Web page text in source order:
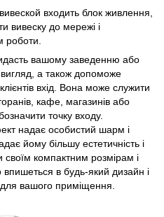
входить блок живлення,
вивеску до мережі і
роботи.
вашому заведенню або
вигляд, а також допоможе
вхід. Вона може служити
кафе, магазинів або
точку входу.
надає особистий шарм і
йому більшу естетичність і
компактним розмірам і
в будь-який дизайн і
вашого приміщення.